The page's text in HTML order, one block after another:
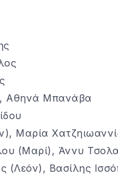
Αθηνά Μπανάβα
Μαρία
(Μαρί), Άννυ
Βασίλης